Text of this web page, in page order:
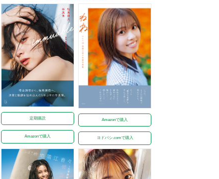
定期購読
Amazonで購入
Amazonで購入
ヨドバシ.comで購入